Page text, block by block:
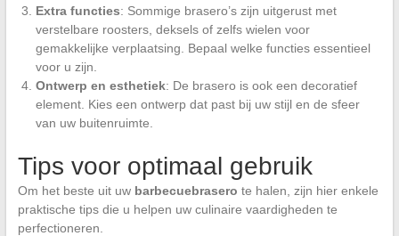
Extra functies: Sommige brasero’s zijn uitgerust met
verstelbare roosters, deksels of zelfs wielen voor
gemakkelijke verplaatsing. Bepaal welke functies essentieel
voor u zijn.
Ontwerp en esthetiek: De brasero is ook een decoratief
element. Kies een ontwerp dat past bij uw stijl en de sfeer
van uw buitenruimte.
Tips voor optimaal gebruik
Om het beste uit uw barbecuebrasero te halen, zijn hier enkele
praktische tips die u helpen uw culinaire vaardigheden te
perfectioneren.